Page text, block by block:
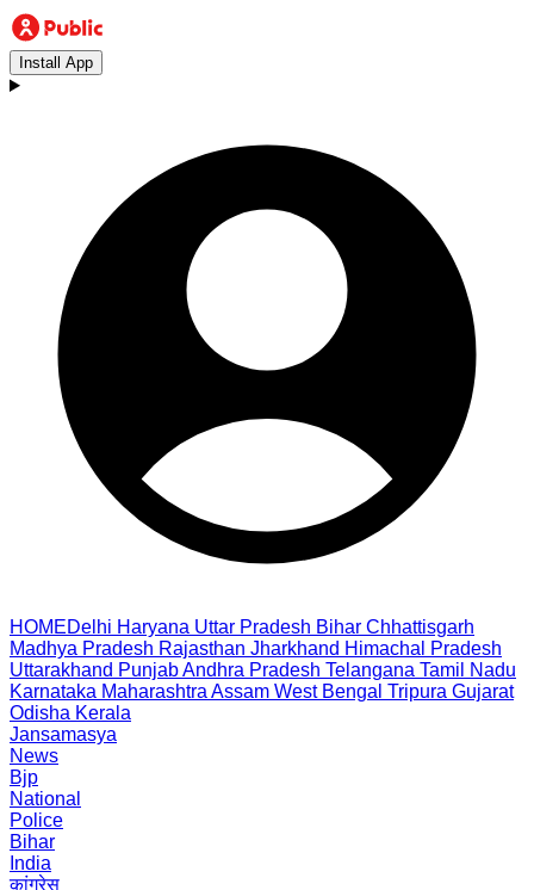
Install App
HOMEDelhi Haryana Uttar Pradesh Bihar Chhattisgarh
Madhya Pradesh Rajasthan Jharkhand Himachal Pradesh
Uttarakhand PunjabAndhra Pradesh Telangana Tamil Nadu
Karnataka Maharashtra Assam West Bengal Tripura Gujarat
Odisha Kerala
Jansamasya
News
Bjp
National
Police
Bihar
India
कांग्रेस